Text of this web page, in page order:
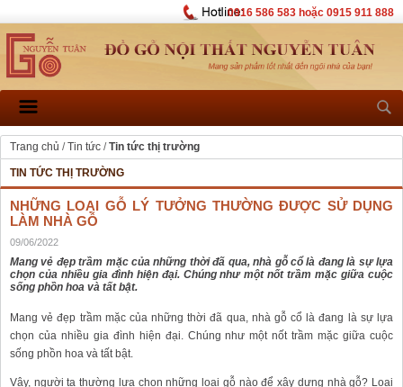
0916 586 583 hoặc 0915 911 888
Trang chủ /Tin tức /Tin tức thị trường
TIN TỨC THỊ TRƯỜNG
NHỮNG LOẠI GỖ LÝ TƯỞNG THƯỜNG ĐƯỢC SỬ DỤNG
LÀM NHÀ GỖ
09/06/2022
Mang vẻ đẹp trầm mặc của những thời đã qua, nhà gỗ cổ là đang là sự lựa
chọn của nhiều gia đình hiện đại. Chúng như một nốt trầm mặc giữa cuộc
sống phồn hoa và tất bật.
Mang vẻ đẹp trầm mặc của những thời đã qua, nhà gỗ cổ là đang là sự lựa
chọn của nhiều gia đình hiện đại. Chúng như một nốt trầm mặc giữa cuộc
sống phồn hoa và tất bật.
Vậy, người ta thường lựa chọn những loại gỗ nào để xây dựng nhà gỗ? Loại